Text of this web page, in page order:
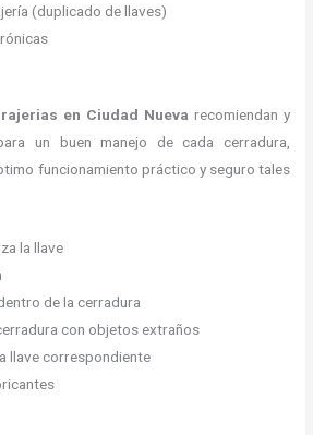
(duplicado de llaves)
en Ciudad Nueva recomiendan y
un buen manejo de cada cerradura,
funcionamiento práctico y seguro tales
la llave
de la cerradura
con objetos extraños
llave correspondiente